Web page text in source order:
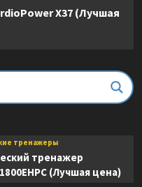
X37 (Лучшая
E8745T
тренажеры
тренажер
(Лучшая цена)